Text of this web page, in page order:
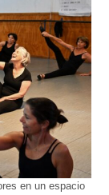
en un espacio